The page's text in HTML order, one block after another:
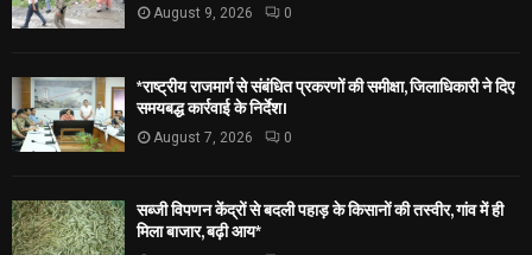
August 9, 2026 0
*राष्ट्रीय राजमार्ग से संबंधित प्रकरणों की समीक्षा, जिलाधिकारी ने दिए
समयबद्ध कार्रवाई के निर्देश।
August 7, 2026 0
सब्जी विपणन केंद्रों से बदली पहाड़ के किसानों की तस्वीर, गांव में ही
मिला बाजार, बढ़ी आय*